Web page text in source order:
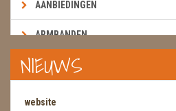
AANBIEDINGEN
ARMBANDEN
BOEKEN & KAARTEN E.A.R.T.H.
NIEUWS
website